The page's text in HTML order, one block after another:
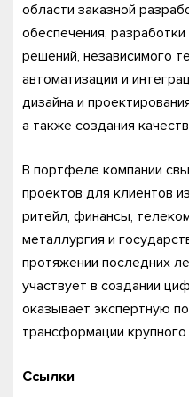
области заказной
обеспечения,
решений, независимого
автоматизации и
дизайна и
а также создания
В портфеле компании
проектов для клиентов
ритейл, финансы,
металлургия и
протяжении последних
участвует в создании
оказывает экспертную
трансформации крупного
Ссылки